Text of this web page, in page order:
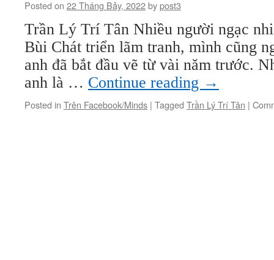
Posted on 22 Tháng Bảy, 2022bypost3
Trần Lý Trí Tân Nhiều người ngạc
Bùi Chát triển lãm tranh, mình cũng
anh đã bắt đầu vẽ từ vài năm trước.
anh là … Continue reading →
Posted in Trên Facebook/Minds | Tagged Trần Lý Trí Tân |